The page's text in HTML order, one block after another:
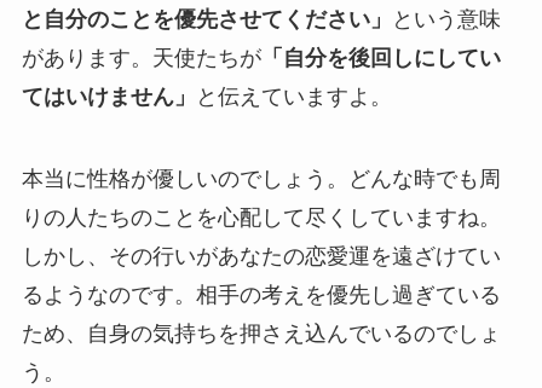
と自分のことを優先させてください」
という意味
があります。天使たちが「自分を後回しにしてい
てはいけません」
と伝えていますよ。
本当に性格が優しいのでしょう。どんな時でも周
りの人たちのことを心配して尽くしていますね。
しかし、その行いがあなたの恋愛運を遠ざけてい
るようなのです。相手の考えを優先し過ぎている
ため、自身の気持ちを押さえ込んでいるのでしょ
う。